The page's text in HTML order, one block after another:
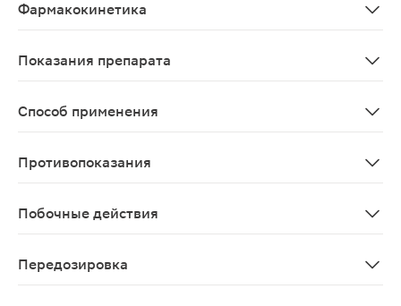
Фармакокинетика
Показания препарата
Способ применения
Противопоказания
Побочные действия
Передозировка